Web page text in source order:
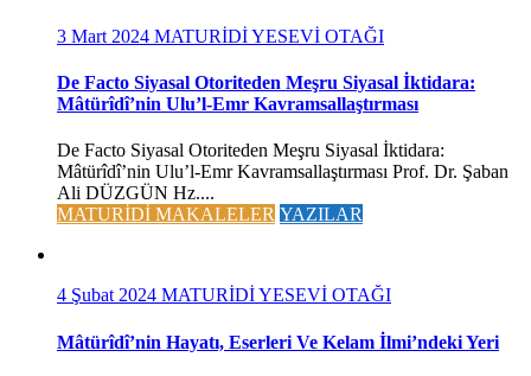
3 Mart 2024 MATURİDİ YESEVİ OTAĞI
De Facto Siyasal Otoriteden Meşru Siyasal İktidara:
Mâtürîdî’nin Ulu’l-Emr Kavramsallaştırması
De Facto Siyasal Otoriteden Meşru Siyasal İktidara:
Mâtürîdî’nin Ulu’l-Emr Kavramsallaştırması Prof. Dr. Şaban
Ali DÜZGÜN Hz....
MATURİDİ MAKALELER YAZILAR
4 Şubat 2024 MATURİDİ YESEVİ OTAĞI
Mâtürîdî’nin Hayatı, Eserleri Ve Kelam İlmi’ndeki Yeri